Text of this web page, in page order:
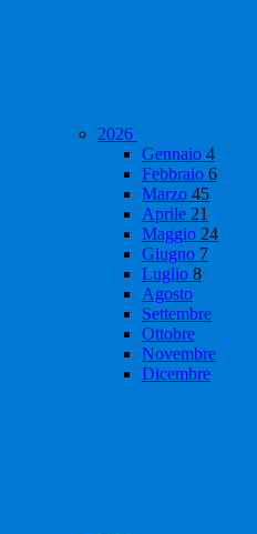
2026
Gennaio 4
Febbraio 6
Marzo 45
Aprile 21
Maggio 24
Giugno 7
Luglio 8
Agosto
Settembre
Ottobre
Novembre
Dicembre